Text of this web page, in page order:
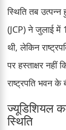
स्थिति तब
(JCP) ने जुलाई में
थी, लेकिन
पर हस्ताक्षर
राष्ट्रपति भवन के
ज्यूडिशियल
स्थिति